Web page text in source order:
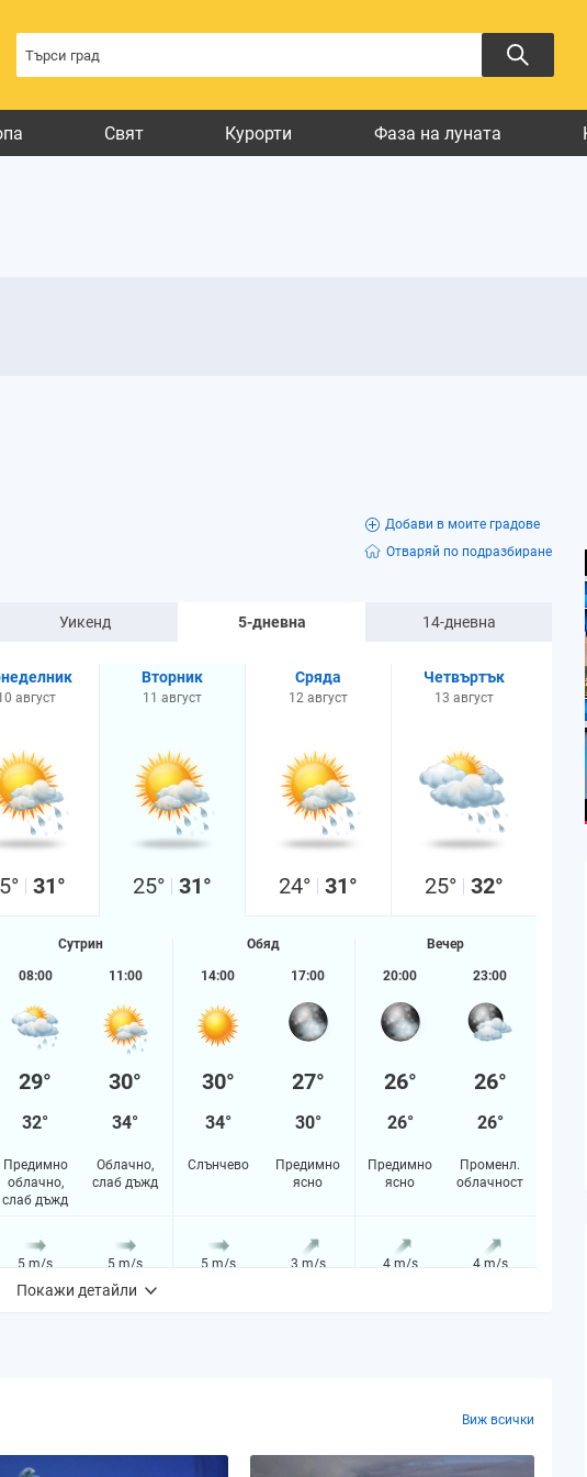
Свят Курорти Фаза на луната
Добави в моите градове
Отваряй по подразбиране
Уикенд 5-дневна 14-дневна
август
31°
Вторник
11 август
25° 31°
Сряда
12 август
24° 31°
Четвъртък
13 август
25° 32°
Сутрин
08:00
29°
32°
Предимно
облачно,
слаб дъжд
5 m/s
0%
11:00
30°
34°
Облачно,
слаб дъжд
5 m/s
1.14085%
Обяд
14:00
30°
34°
Слънчево
5 m/s
0%
17:00
27°
30°
Предимно
ясно
3 m/s
0%
Вечер
20:00
26°
26°
Предимно
ясно
4 m/s
0%
23:00
26°
26°
Променл.
облачност
4 m/s
0%
Покажи детайли
Виж всички